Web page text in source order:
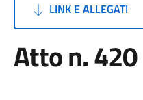
LINK E ALLEGATI
Atto n. 420